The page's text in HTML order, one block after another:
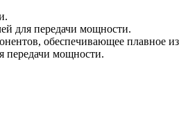
для передачи мощности.
обеспечивающее плавное
передачи мощности.